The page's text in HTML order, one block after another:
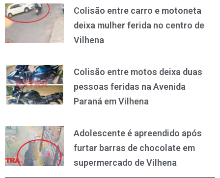
Colisão entre carro e motoneta
deixa mulher ferida no centro de
Vilhena
Colisão entre motos deixa duas
pessoas feridas na Avenida
Paraná em Vilhena
Adolescente é apreendido após
furtar barras de chocolate em
supermercado de Vilhena